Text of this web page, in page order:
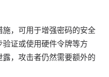
，可用于增强密码的安全
证或使用硬件令牌等方
，攻击者仍然需要额外的